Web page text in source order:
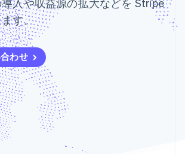
カスタムレ
ポート
Data
Pipeline
データの同
期
AI 企業
クリエイターエコノミ―
ゲーム
ホスピタリティ、旅行、
レジャー
保険
メディアおよびエンター
テインメント
非営利団体
プロフェッショナルサー
ビス
パブリックセクター
リソース
アプリへの導入
コードサンプル
開発者のブログ
API ステータス
Stripe Press
お問い合わせ
営業にお問い合わせ
パートナーになる
す。
わせ